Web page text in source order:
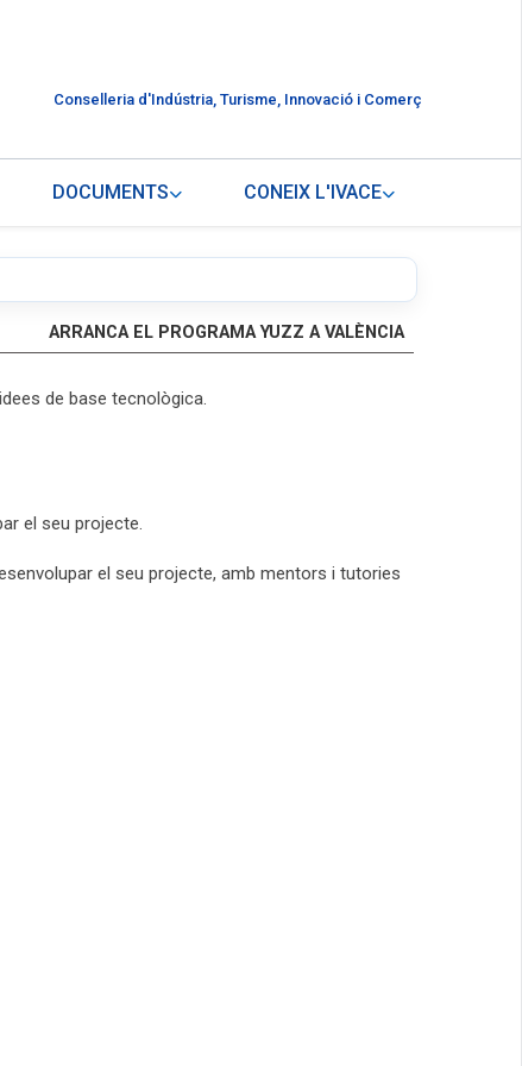
Conselleria d'Indústria, Turisme, Innovació i Comerç
DOCUMENTS CONEIX L'IVACE
ARRANCA EL PROGRAMA YUZZ A VALÈNCIA
de base tecnològica.
el seu projecte.
el seu projecte, amb mentors i tutories